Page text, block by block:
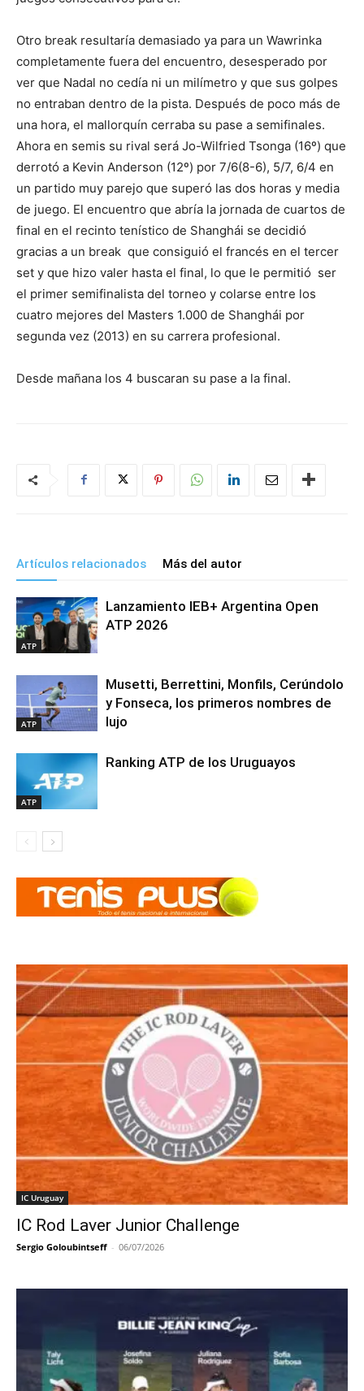
Otro break resultaría demasiado ya para un Wawrinka
completamente fuera del encuentro, desesperado por
ver que Nadal no cedía ni un milímetro y que sus golpes
no entraban dentro de la pista. Después de poco más de
una hora, el mallorquín cerraba su pase a semifinales.
Ahora en semis su rival será Jo-Wilfried Tsonga (16º) que
derrotó a Kevin Anderson (12º) por 7/6(8-6), 5/7, 6/4 en
un partido muy parejo que superó las dos horas y media
de juego. El encuentro que abría la jornada de cuartos de
final en el recinto tenístico de Shanghái se decidió
gracias a un break que consiguió el francés en el tercer
set y que hizo valer hasta el final, lo que le permitió ser
el primer semifinalista del torneo y colarse entre los
cuatro mejores del Masters 1.000 de Shanghái por
segunda vez (2013) en su carrera profesional.
Desde mañana los 4 buscaran su pase a la final.
Artículos relacionados Más del autor
ATP
Lanzamiento IEB+ Argentina Open
ATP 2026
ATP
Musetti, Berrettini, Monfils, Cerúndolo
y Fonseca, los primeros nombres de
lujo
ATP
Ranking ATP de los Uruguayos
IC Uruguay
IC Rod Laver Junior Challenge
Sergio Goloubintseff - 06/07/2026